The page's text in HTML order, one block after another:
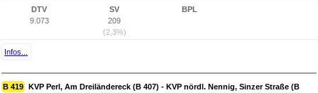
DTV
9.073
SV
209
(2,3%)
BPL
Infos...
B 419 KVP Perl, Am Dreiländereck (B 407) - KVP nördl. Nennig, Sinzer Straße (B